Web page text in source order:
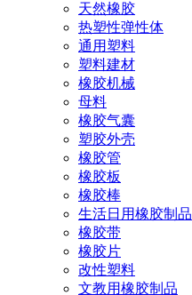
天然橡胶
热塑性弹性体
通用塑料
塑料建材
橡胶机械
母料
橡胶气囊
塑胶外壳
橡胶管
橡胶板
橡胶棒
生活日用橡胶制品
橡胶带
橡胶片
改性塑料
文教用橡胶制品